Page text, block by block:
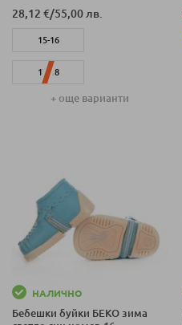
28,12 €/55,00 лв.
15-16
17-18
19-20
+ още варианти
НАЛИЧНО
Бебешки буйки БЕКО зима